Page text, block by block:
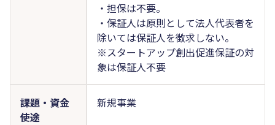
・担保は不要。
・保証人は原則として法人代表者を
除いては保証人を徴求しない。
※スタートアップ創出促進保証の対
象は保証人不要
課題・資金
使途
新規事業